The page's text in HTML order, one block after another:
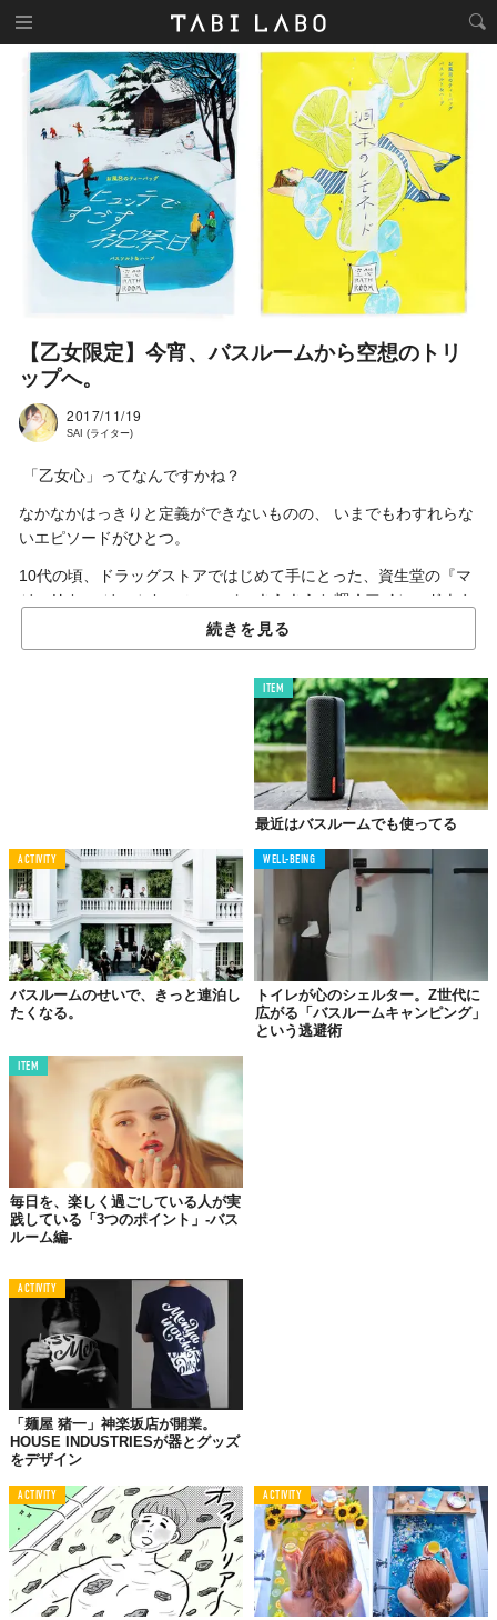
【乙女限定】今宵、バスルームから空想のトリ
ップへ。
2017/11/19
SAI (ライター)
「乙女心」ってなんですかね？
なかなかはっきりと定義ができないものの、 いまでもわすれらな
いエピソードがひとつ。
10代の頃、ドラッグストアではじめて手にとった、資生堂の『マ
ジョリカ マジョルカ』のコスメ。きらきらと輝くアイシャドウや
ネイルカラーを眺めながら、衝撃を受けたわけです。それぞれの
カラーに「東京の夜」、「楽屋」、「彼の爪」、「24時」、「素
直すぎ」なんてタイトルがついているじゃないですか。
タイトルのシーンに見え隠れする女の子のストーリーを勝手に描
いては、（ドラッグストアの棚のまえから）空想の世界へしばし
あれは、たぶん乙女心だったんだと思うんですよ。
時はながれて
あの心、再燃しました
あした 花咲く 薔薇園で
急にどうした？って言わないでください。これ、
バーの名前なんです。クラシカルなローズの香りの。
はじめて見たとき、『マジョマジョ』のリップをひとつずつ手に
とって眺めていた、あの高揚感がふわりとよみがえりました。
続きを見る
ITEM
最近はバスルームでも使ってる
ACTIVITY
バスルームのせいで、きっと連泊し
たくなる。
WELL-BEING
トイレが心のシェルター。Z世代に
広がる「バスルームキャンピング」
という逃避術
ITEM
毎日を、楽しく過ごしている人が実
践している「3つのポイント」-バス
ルーム編-
ACTIVITY
「麺屋 猪一」神楽坂店が開業。
HOUSE INDUSTRIESが器とグッズ
をデザイン
ACTIVITY ACTIVITY